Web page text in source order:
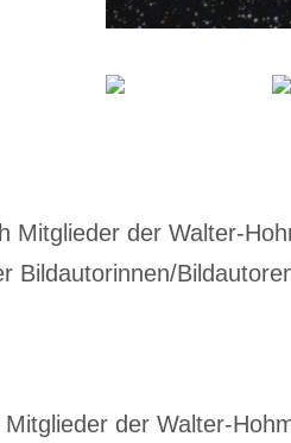
Mitglieder der Walter-
Bildautorinnen/
der Walter-